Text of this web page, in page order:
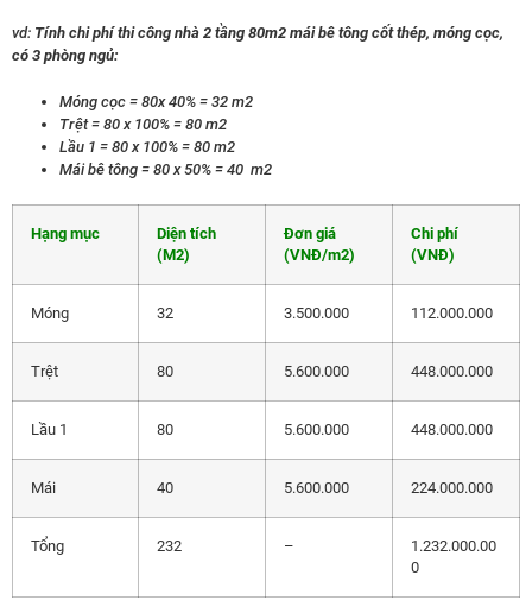
vd: Tính chi phí thi công nhà 2 tầng 80m2 mái bê tông cốt thép, móng cọc,
có 3 phòng ngủ:
Móng cọc = 80x 40% = 32 m2
Trệt = 80 x 100% = 80 m2
Lầu 1 = 80 x 100% = 80 m2
Mái bê tông = 80 x 50% = 40 m2
Hạng mục
Diện tích
(M2)
Đơn giá
(VNĐ/m2)
Chi phí
(VNĐ)
Móng 32 3.500.000 112.000.000
Trệt 80 5.600.000 448.000.000
Lầu 1 80 5.600.000 448.000.000
Mái 40 5.600.000 224.000.000
Tổng 232 –
1.232.000.00
0